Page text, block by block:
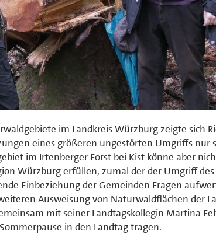
im Landkreis Würzburg zeigte sich
eines größeren ungestörten Umgriffs nur
im Irtenberger Forst bei Kist könne aber
Würzburg erfüllen, zumal der der Umgriff
Einbeziehung der Gemeinden Fragen
Ausweisung von Naturwaldflächen der
mit seiner Landtagskollegin Martina
in den Landtag tragen.